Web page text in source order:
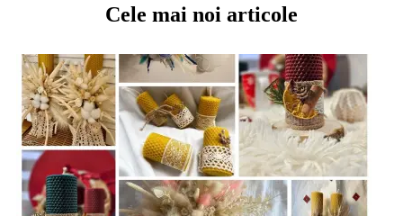
Cele mai noi articole